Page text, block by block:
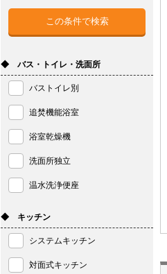
◆ バス・トイレ・洗面所
バストイレ別
追焚機能浴室
浴室乾燥機
洗面所独立
温水洗浄便座
◆ キッチン
システムキッチン
対面式キッチン